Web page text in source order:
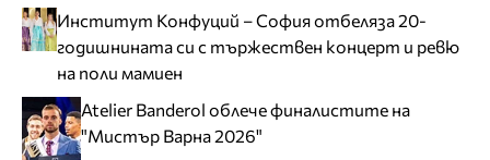
Институт Конфуций – София отбеляза 20-
годишнината си с тържествен концерт и ревю
на поли мамиен
Atelier Banderol облече финалистите на
"Мистър Варна 2026"